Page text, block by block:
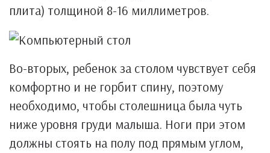
плита) толщиной 8-16 миллиметров.
Во-вторых, ребенок за столом чувствует себя
комфортно и не горбит спину, поэтому
необходимо, чтобы столешница была чуть
ниже уровня груди малыша. Ноги при этом
должны стоять на полу под прямым углом,